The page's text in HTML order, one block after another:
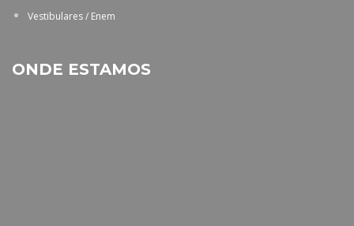
Vestibulares / Enem
ONDE ESTAMOS